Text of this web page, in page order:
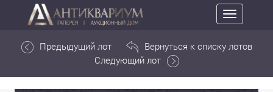
Toggle
navigation
Предыдущий лот
Вернуться к списку лотов
Следующий лот